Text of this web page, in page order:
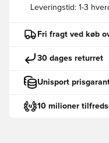
Leveringstid: 1-3
Fri fragt ved køb
30 dages returret
Unisport
10 milioner